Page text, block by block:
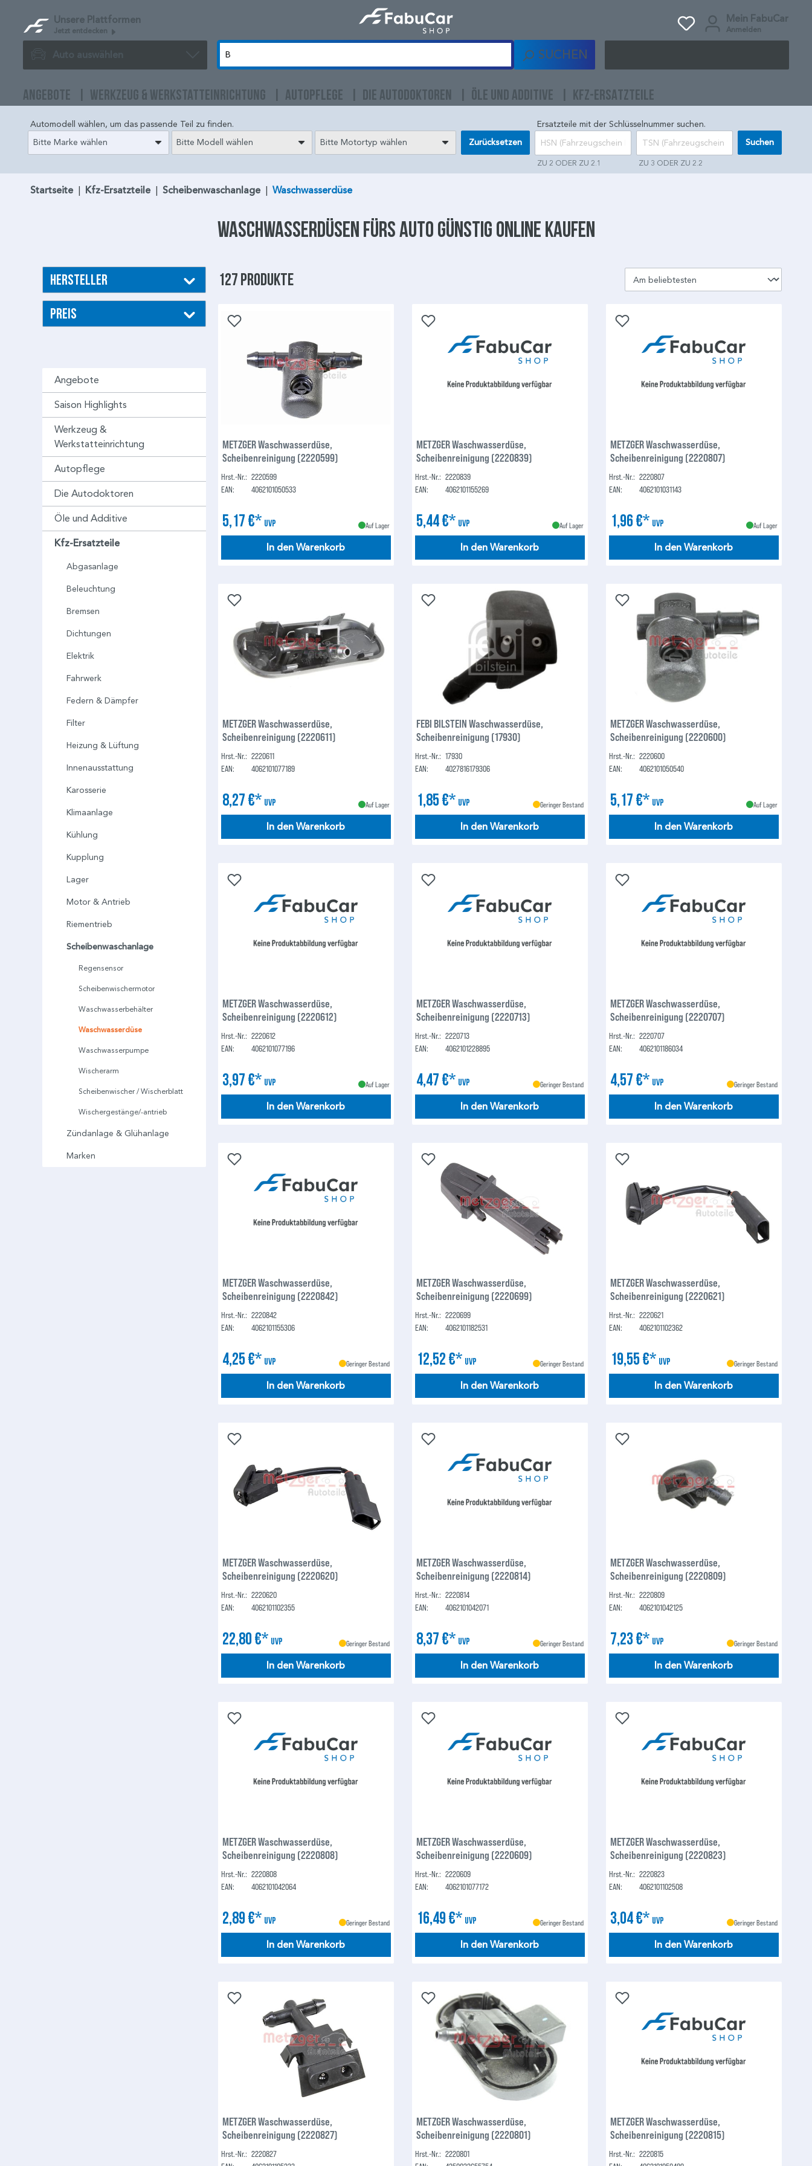
Unsere Plattformen
Jetzt entdecken
Mein FabuCar
Anmelden
Auto auswählen SUCHEN
ANGEBOTE WERKZEUG & WERKSTATTEINRICHTUNG AUTOPFLEGE DIE AUTODOKTOREN ÖLE UND ADDITIVE KFZ-ERSATZTEILE
Automodell wählen, um das passende Teil zu finden.
Bitte Marke wählen
Bitte Modell wählen Bitte Motortyp wählen Zurücksetzen
Ersatzteile mit der Schlüsselnummer suchen.
ZU 2 ODER ZU 2.1 ZU 3 ODER ZU 2.2
Suchen
Startseite Kfz-Ersatzteile Scheibenwaschanlage Waschwasserdüse
Waschwasserdüsen fürs Auto günstig online kaufen
Hersteller
Preis
Angebote
Saison Highlights
Werkzeug &
Werkstatteinrichtung
Autopflege
Die Autodoktoren
Öle und Additive
Kfz-Ersatzteile
Abgasanlage
Beleuchtung
Bremsen
Dichtungen
Elektrik
Fahrwerk
Federn & Dämpfer
Filter
Heizung & Lüftung
Innenausstattung
Karosserie
Klimaanlage
Kühlung
Kupplung
Lager
Motor & Antrieb
Riementrieb
Scheibenwaschanlage
Regensensor
Scheibenwischermotor
Waschwasserbehälter
Waschwasserdüse
Waschwasserpumpe
Wischerarm
Scheibenwischer / Wischerblatt
Wischergestänge/-antrieb
Zündanlage & Glühanlage
Marken
127 Produkte
METZGER Waschwasserdüse,
Scheibenreinigung (2220599)
Hrst.-Nr.: 2220599
EAN:
4062101050533
5,17 €* UVP Auf Lager
In den Warenkorb
METZGER Waschwasserdüse,
Scheibenreinigung (2220839)
Hrst.-Nr.: 2220839
EAN:
4062101155269
5,44 €* UVP Auf Lager
In den Warenkorb
METZGER Waschwasserdüse,
Scheibenreinigung (2220807)
Hrst.-Nr.: 2220807
EAN:
4062101031143
1,96 €* UVP Auf Lager
In den Warenkorb
METZGER Waschwasserdüse,
Scheibenreinigung (2220611)
Hrst.-Nr.: 2220611
EAN:
4062101077189
8,27 €* UVP Auf Lager
In den Warenkorb
FEBI BILSTEIN Waschwasserdüse,
Scheibenreinigung (17930)
Hrst.-Nr.: 17930
EAN:
4027816179306
1,85 €* UVP Geringer Bestand
In den Warenkorb
METZGER Waschwasserdüse,
Scheibenreinigung (2220600)
Hrst.-Nr.: 2220600
EAN:
4062101050540
5,17 €* UVP Auf Lager
In den Warenkorb
METZGER Waschwasserdüse,
Scheibenreinigung (2220612)
Hrst.-Nr.: 2220612
EAN:
4062101077196
3,97 €* UVP Auf Lager
In den Warenkorb
METZGER Waschwasserdüse,
Scheibenreinigung (2220713)
Hrst.-Nr.: 2220713
EAN:
4062101228895
4,47 €* UVP Geringer Bestand
In den Warenkorb
METZGER Waschwasserdüse,
Scheibenreinigung (2220707)
Hrst.-Nr.: 2220707
EAN:
4062101186034
4,57 €* UVP Geringer Bestand
In den Warenkorb
METZGER Waschwasserdüse,
Scheibenreinigung (2220842)
Hrst.-Nr.: 2220842
EAN:
4062101155306
4,25 €* UVP Geringer Bestand
In den Warenkorb
METZGER Waschwasserdüse,
Scheibenreinigung (2220699)
Hrst.-Nr.: 2220699
EAN:
4062101182531
12,52 €* UVP Geringer Bestand
In den Warenkorb
METZGER Waschwasserdüse,
Scheibenreinigung (2220621)
Hrst.-Nr.: 2220621
EAN:
4062101102362
19,55 €* UVP Geringer Bestand
In den Warenkorb
METZGER Waschwasserdüse,
Scheibenreinigung (2220620)
Hrst.-Nr.: 2220620
EAN:
4062101102355
22,80 €* UVP Geringer Bestand
In den Warenkorb
METZGER Waschwasserdüse,
Scheibenreinigung (2220814)
Hrst.-Nr.: 2220814
EAN:
4062101042071
8,37 €* UVP Geringer Bestand
In den Warenkorb
METZGER Waschwasserdüse,
Scheibenreinigung (2220809)
Hrst.-Nr.: 2220809
EAN:
4062101042125
7,23 €* UVP Geringer Bestand
In den Warenkorb
METZGER Waschwasserdüse,
Scheibenreinigung (2220808)
Hrst.-Nr.: 2220808
EAN:
4062101042064
2,89 €* UVP Geringer Bestand
In den Warenkorb
METZGER Waschwasserdüse,
Scheibenreinigung (2220609)
Hrst.-Nr.: 2220609
EAN:
4062101077172
16,49 €* UVP Geringer Bestand
In den Warenkorb
METZGER Waschwasserdüse,
Scheibenreinigung (2220823)
Hrst.-Nr.: 2220823
EAN:
4062101102508
3,04 €* UVP Geringer Bestand
In den Warenkorb
METZGER Waschwasserdüse,
Scheibenreinigung (2220827)
Hrst.-Nr.: 2220827
METZGER Waschwasserdüse,
Scheibenreinigung (2220801)
Hrst.-Nr.: 2220801
METZGER Waschwasserdüse,
Scheibenreinigung (2220815)
Hrst.-Nr.: 2220815